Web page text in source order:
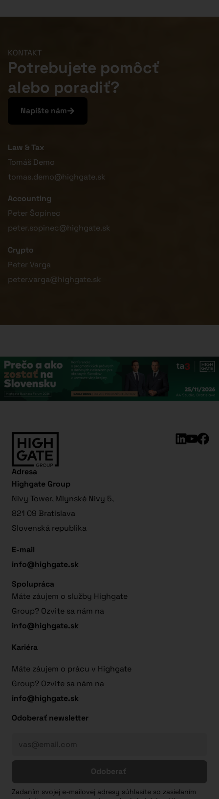
KONTAKT
Potrebujete pomôcť
alebo poradiť?
Napíšte nám
Law & Tax
Tomáš Demo
tomas.demo@highgate.sk
Accounting
Peter Šopinec
peter.sopinec@highgate.sk
Crypto
Peter Varga
peter.varga@highgate.sk
Adresa
Highgate Group
Nivy Tower, Mlynské Nivy 5,
821 09 Bratislava
Slovenská republika
E-mail
info@highgate.sk
Spolupráca
Máte záujem o služby Highgate
Group? Ozvite sa nám na
info@highgate.sk
Kariéra
Máte záujem o prácu v Highgate
Group? Ozvite sa nám na
info@highgate.sk
Odoberať newsletter
Odoberať
Zadaním svojej e-mailovej adresy súhlasíte so zasielaním